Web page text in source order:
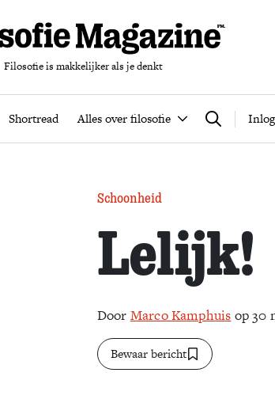
Filosofie is makkelijker als je denkt
Shortread Alles over filosofie Zoeken
Leren Filosoferen Shortread Alles over filosofie
Schoonheid
Lelijk!
Door Marco Kamphuis op 30
Bewaar bericht